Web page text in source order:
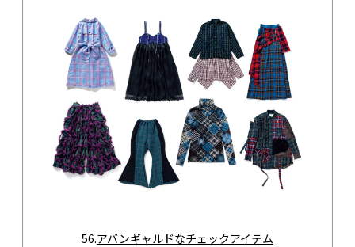
56.アバンギャルドなチェックアイテム